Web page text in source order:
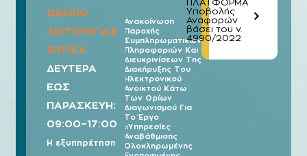
ΩΡΑΡΙΟ
ΛΕΙΤΟΥΡΓΙΑΣ
ΦΟΡΕΑ
ΔΕΥΤΕΡΑ
ΕΩΣ
ΠΑΡΑΣΚΕΥΗ:
09:00–17:00
Η εξυπηρέτηση
Ανακοίνωση
Παροχής
Συμπληρωματικών
Πληροφοριών Και
Διευκρινίσεων Της
Διακήρυξης Του
Ηλεκτρονικού
Ανοικτού Κάτω
Των Ορίων
Διαγωνισμού Για
Το Έργο
«Υπηρεσίες
Αναβάθμισης
Ολοκληρωμένης
07/08
2026
ΠΛΑΤΦΟΡΜΑ
Υποβολής
Αναφορών
βάσει του ν.
4990/2022